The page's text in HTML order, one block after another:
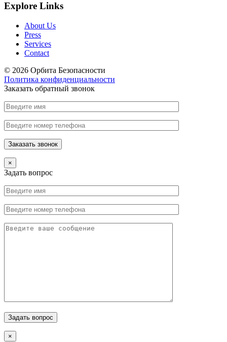
Explore Links
About Us
Press
Services
Contact
© 2026 Орбита Безопасности
Политика конфиденциальности
Заказать обратный звонок
×
Задать вопрос
×